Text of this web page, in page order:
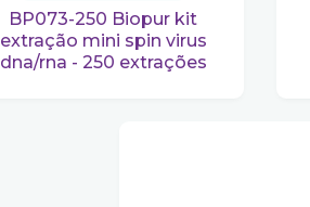
BP073-250 Biopur kit
extração mini spin virus
dna/rna - 250 extrações